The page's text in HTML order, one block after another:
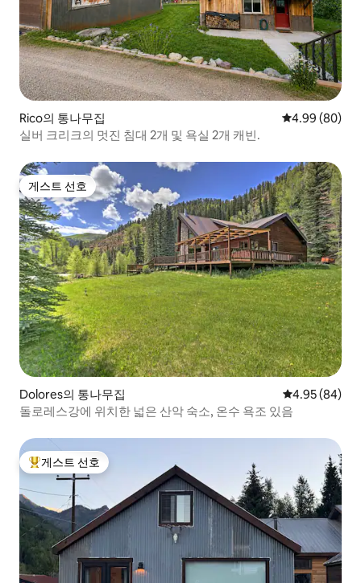
Rico의 통나무집 평점 4.99점(5
4.99 (80)
실버 크리크의 멋진 침대 2개 및 욕실 2개 캐빈.
게스트 선호
게스트 선호
Dolores의 통나무집 평점 4.95점(5
4.95 (84)
돌로레스강에 위치한 넓은 산악 숙소, 온수 욕조 있음
상위 게스트 선호
게스트 선호